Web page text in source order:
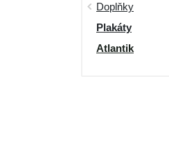
Doplňky
Plakáty
Atlantik